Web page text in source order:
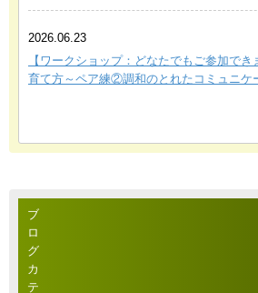
2026.06.23
【ワークショップ：どなたでもご参加で
育て方～ペア練②調和のとれたコミュニケ
ブ
ロ
グ
カ
テ